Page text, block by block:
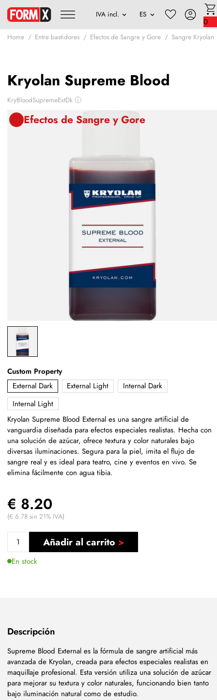
0
Home Entre bastidores Efectos de Sangre y Gore Sangre Kryolan
Kryolan Supreme Blood
KryBloodSupremeExtDk ⓘ
Efectos de Sangre y Gore
Custom Property
External Dark
External Light
Internal Dark
Internal Light
Kryolan Supreme Blood External es una sangre artificial de
vanguardia diseñada para efectos especiales realistas. Hecha con
una solución de azúcar, ofrece textura y color naturales bajo
diversas iluminaciones. Segura para la piel, imita el flujo de
sangre real y es ideal para teatro, cine y eventos en vivo. Se
elimina fácilmente con agua tibia.
€ 8.20
(€ 6.78 sin 21% IVA)
Añadir al carrito
En stock
Descripción
Supreme Blood External es la fórmula de sangre artificial más
avanzada de Kryolan, creada para efectos especiales realistas en
maquillaje profesional. Esta versión utiliza una solución de azúcar
para mejorar su textura y color naturales, funcionando bien tanto
bajo iluminación natural como de estudio.